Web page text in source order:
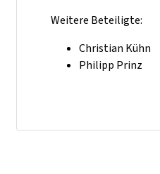
Weitere Beteiligte:
Christian Kühn
Philipp Prinz